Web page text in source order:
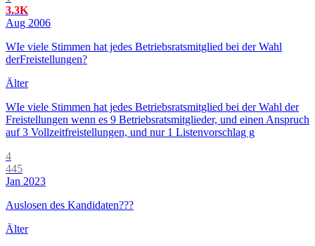
3.3K
Aug 2006
WIe viele Stimmen hat jedes Betriebsratsmitglied bei der Wahl
derFreistellungen?
Älter
WIe viele Stimmen hat jedes Betriebsratsmitglied bei der Wahl der
Freistellungen wenn es 9 Betriebsratsmitglieder, und einen Anspruch
auf 3 Vollzeitfreistellungen, und nur 1 Listenvorschlag g
4
445
Jan 2023
Auslosen des Kandidaten???
Älter